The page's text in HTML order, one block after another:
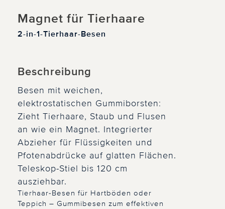
Magnet für Tierhaare
2-in-1-Tierhaar-Besen
Beschreibung
Besen mit weichen,
elektrostatischen Gummiborsten:
Zieht Tierhaare, Staub und Flusen
an wie ein Magnet. Integrierter
Abzieher für Flüssigkeiten und
Pfotenabdrücke auf glatten Flächen.
Teleskop-Stiel bis 120 cm
ausziehbar.
Tierhaar-Besen für Hartböden oder
Teppich – Gummibesen zum effektiven